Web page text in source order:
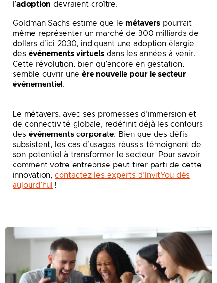
l’adoption devraient croître.
Goldman Sachs estime que le métavers pourrait
même représenter un marché de 800 milliards de
dollars d’ici 2030, indiquant une adoption élargie
desévénements virtuels dans les années à venir.
Cette révolution, bien qu’encore en gestation,
semble ouvrir uneère nouvelle pour le secteur
événementiel .
Le métavers, avec ses promesses d’immersion et
de connectivité globale, redéfinit déjà les contours
desévénements corporate. Bien que des défis
subsistent, les cas d’usages réussis témoignent de
son potentiel à transformer le secteur. Pour savoir
comment votre entreprise peut tirer parti de cette
innovation,contactez les experts d’InvitYou dès
aujourd’hui !